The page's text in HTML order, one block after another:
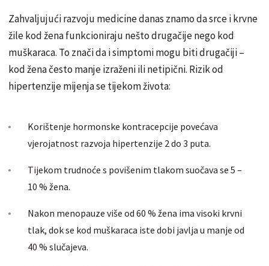
Zahvaljujući razvoju medicine danas znamo da srce i krvne
žile kod žena funkcioniraju nešto drugačije nego kod
muškaraca. To znači da i simptomi mogu biti drugačiji –
kod žena često manje izraženi ili netipični. Rizik od
hipertenzije mijenja se tijekom života:
Korištenje hormonske kontracepcije povećava
vjerojatnost razvoja hipertenzije 2 do 3 puta.
Tijekom trudnoće s povišenim tlakom suočava se 5 –
10 % žena.
Nakon menopauze više od 60 % žena ima visoki krvni
tlak, dok se kod muškaraca iste dobi javlja u manje od
40 % slučajeva.